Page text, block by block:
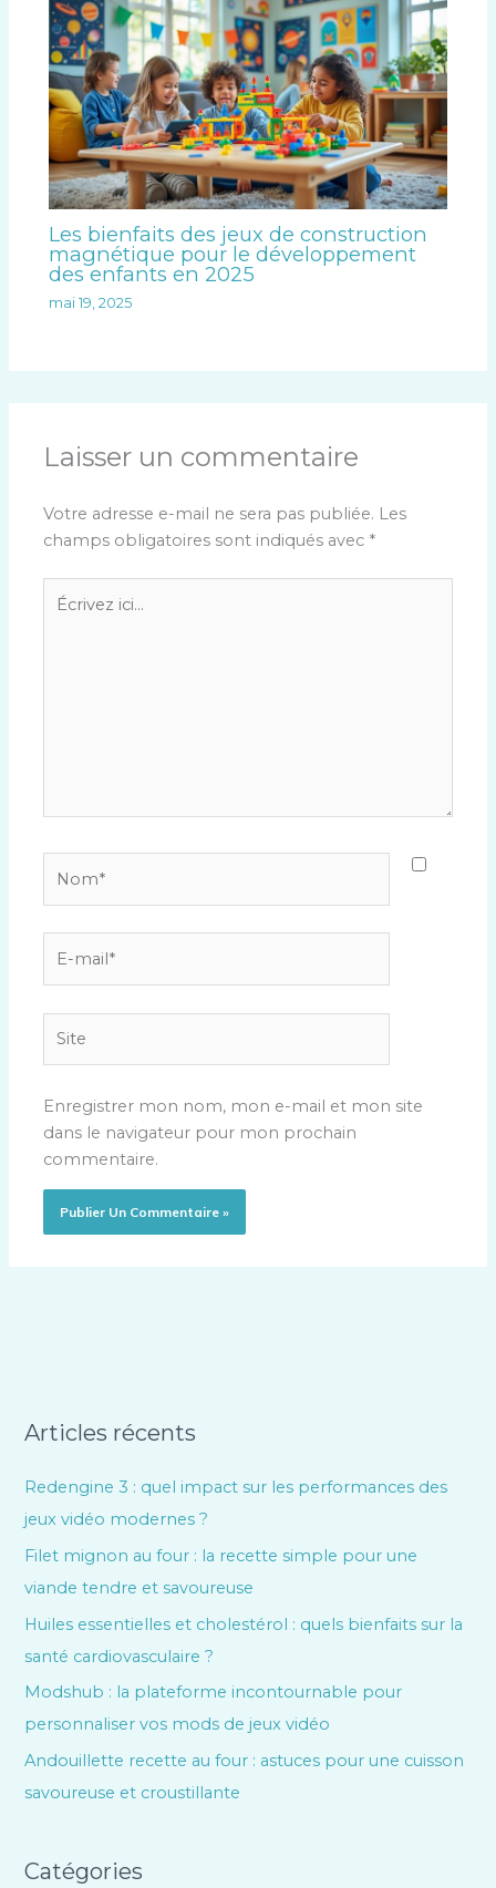
Les bienfaits des jeux de construction
magnétique pour le développement
des enfants en 2025
mai 19, 2025
Laisser un commentaire
Votre adresse e-mail ne sera pas publiée. Les
champs obligatoires sont indiqués avec *
Écrivez
ici…
mail*
Enregistrer mon nom, mon e-mail et mon site
dans le navigateur pour mon prochain
commentaire.
Articles récents
Redengine 3 : quel impact sur les performances des
jeux vidéo modernes ?
Filet mignon au four : la recette simple pour une
viande tendre et savoureuse
Huiles essentielles et cholestérol : quels bienfaits sur la
santé cardiovasculaire ?
Modshub : la plateforme incontournable pour
personnaliser vos mods de jeux vidéo
Andouillette recette au four : astuces pour une cuisson
savoureuse et croustillante
Catégories